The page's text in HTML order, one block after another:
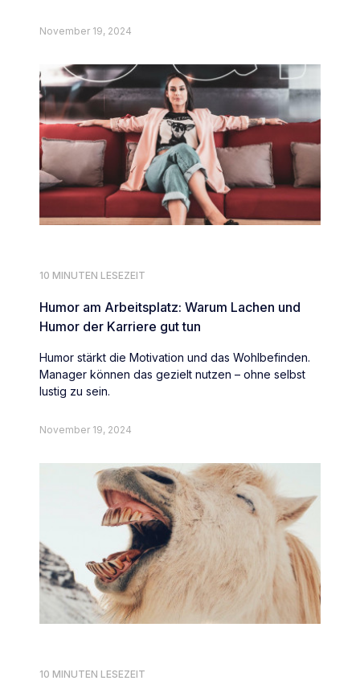
November 19, 2024
10 MINUTEN LESEZEIT
Humor am Arbeitsplatz: Warum Lachen und
Humor der Karriere gut tun
Humor stärkt die Motivation und das Wohlbefinden.
Manager können das gezielt nutzen – ohne selbst
lustig zu sein.
November 19, 2024
10 MINUTEN LESEZEIT